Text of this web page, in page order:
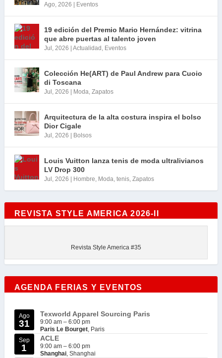
Ago, 2026 Eventos
19 edición del Premio Mario Hernández: vitrina
que abre puertas al talento joven
Jul, 2026 Actualidad , Eventos
Colección He(ART) de Paul Andrew para Cuoio
di Toscana
Jul, 2026 Moda, Zapatos
Arquitectura de la alta costura inspira el bolso
Dior Cigale
Jul, 2026 Bolsos
Louis Vuitton lanza tenis de moda ultralivianos
LV Drop 300
Jul, 2026 Hombre, Moda, tenis, Zapatos
REVISTA STYLE AMERICA 2026-II
Revista Style America #35
AGENDA FERIAS Y EVENTOS
Ago
31
Texworld Apparel Sourcing Paris
9:00 am – 6:00 pm
Paris Le Bourget, Paris
Sep
1
ACLE
9:00 am – 6:00 pm
Shanghai, Shanghai